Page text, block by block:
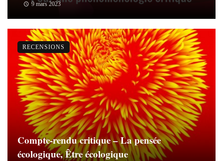
9 mars 2023
Compte-rendu critique – La pensée
écologique, Être écologique
RECENSIONS